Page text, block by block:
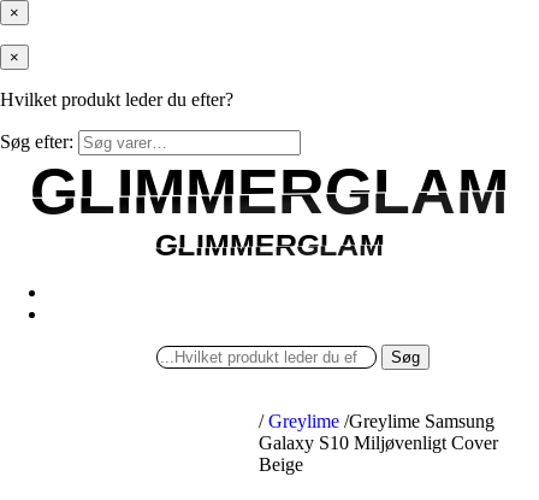
×
×
Hvilket produkt leder du efter?
Søg efter:
GLIMMERGLAM
GLIMMERGLAM
GLIMMERGLAM
GLIMMERGLAM
Søg
/ Greylime /Greylime Samsung
Galaxy S10 Miljøvenligt Cover
Beige